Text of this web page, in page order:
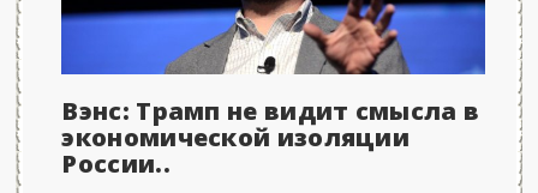
Вэнс: Трамп не видит смысла в
экономической изоляции
России..